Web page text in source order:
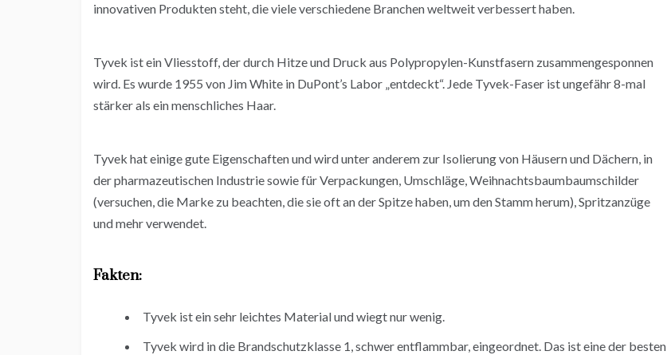
innovativen Produkten steht, die viele verschiedene Branchen weltweit verbessert haben.
Tyvek ist ein Vliesstoff, der durch Hitze und Druck aus Polypropylen-Kunstfasern zusammengesponnen
wird. Es wurde 1955 von Jim White in DuPont’s Labor „entdeckt“. Jede Tyvek-Faser ist ungefähr 8-mal
stärker als ein menschliches Haar.
Tyvek hat einige gute Eigenschaften und wird unter anderem zur Isolierung von Häusern und Dächern, in
der pharmazeutischen Industrie sowie für Verpackungen, Umschläge, Weihnachtsbaumbaumschilder
(versuchen, die Marke zu beachten, die sie oft an der Spitze haben, um den Stamm herum), Spritzanzüge
und mehr verwendet.
Fakten:
Tyvek ist ein sehr leichtes Material und wiegt nur wenig.
Tyvek wird in die Brandschutzklasse 1, schwer entflammbar, eingeordnet. Das ist eine der besten